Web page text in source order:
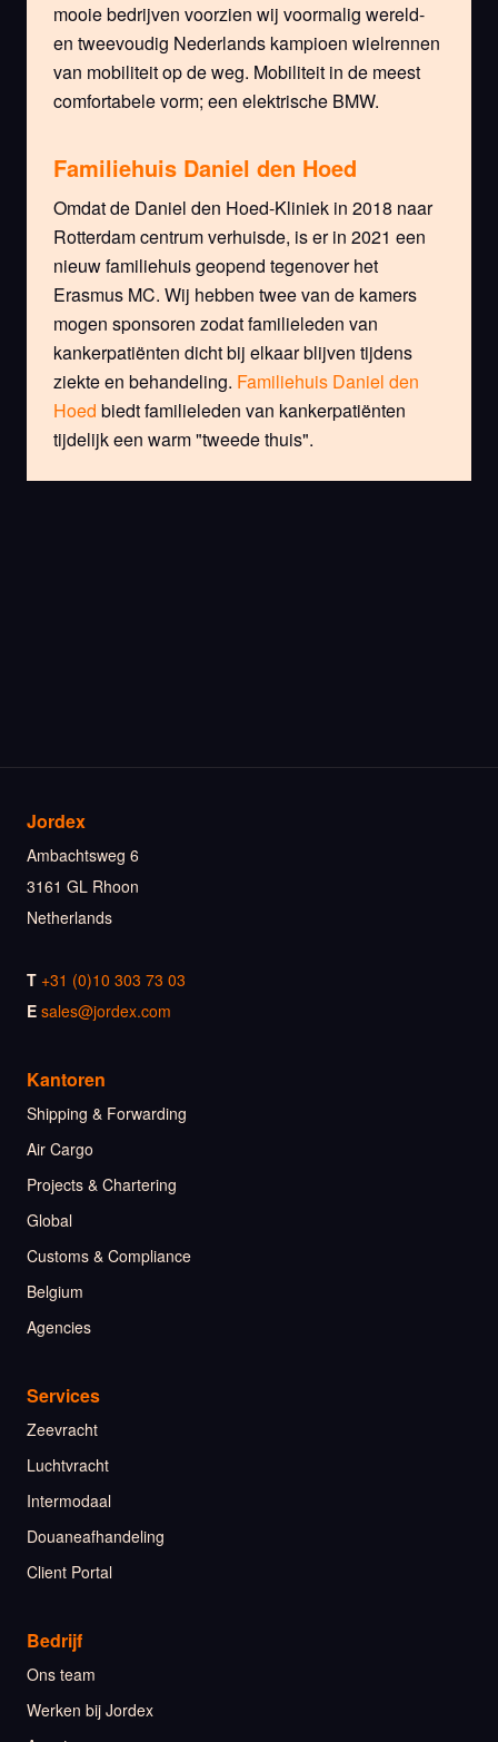
mooie bedrijven voorzien wij voormalig wereld-
en tweevoudig Nederlands kampioen wielrennen
van mobiliteit op de weg. Mobiliteit in de meest
comfortabele vorm; een elektrische BMW.
Familiehuis Daniel den Hoed
Omdat de Daniel den Hoed-Kliniek in 2018 naar
Rotterdam centrum verhuisde, is er in 2021 een
nieuw familiehuis geopend tegenover het
Erasmus MC. Wij hebben twee van de kamers
mogen sponsoren zodat familieleden van
kankerpatiënten dicht bij elkaar blijven tijdens
ziekte en behandeling. Familiehuis Daniel den
Hoed biedt familieleden van kankerpatiënten
tijdelijk een warm "tweede thuis".
Jordex
Ambachtsweg 6
3161 GL Rhoon
Netherlands
T +31 (0)10 303 73 03
E sales@jordex.com
Kantoren
Shipping & Forwarding
Air Cargo
Projects & Chartering
Global
Customs & Compliance
Belgium
Agencies
Services
Zeevracht
Luchtvracht
Intermodaal
Douaneafhandeling
Client Portal
Bedrijf
Ons team
Werken bij Jordex